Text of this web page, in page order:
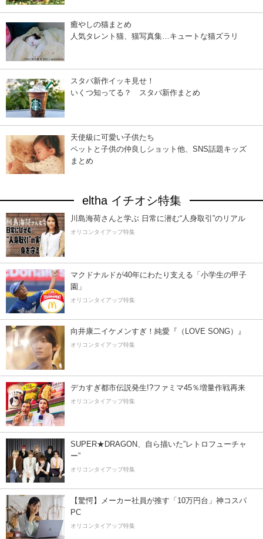
癒やしの猫まとめ
人気タレント猫、猫写真集…キュートな猫ズラリ
スタバ新作イッキ見せ！
いくつ知ってる？ スタバ新作まとめ
天使級に可愛い子供たち
ペットと子供の仲良しショット他、SNS話題キッズ
まとめ
eltha イチオシ特集
川島海荷さんと学ぶ 日常に潜む“人身取引”のリアル
オリコンタイアップ特集
マクドナルドが40年にわたり支える「小学生の甲子
園」
オリコンタイアップ特集
向井康二イケメンすぎ！純愛『（LOVE SONG）』
オリコンタイアップ特集
デカすぎ都市伝説発生!?ファミマ45％増量作戦再来
オリコンタイアップ特集
SUPER★DRAGON、自ら描いた”レトロフューチャ
ー”
オリコンタイアップ特集
【驚愕】メーカー社員が推す「10万円台」神コスパ
PC
オリコンタイアップ特集